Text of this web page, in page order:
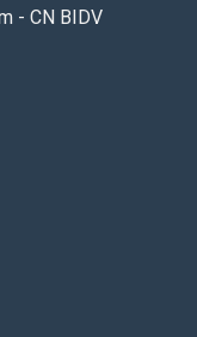
- CN BIDV